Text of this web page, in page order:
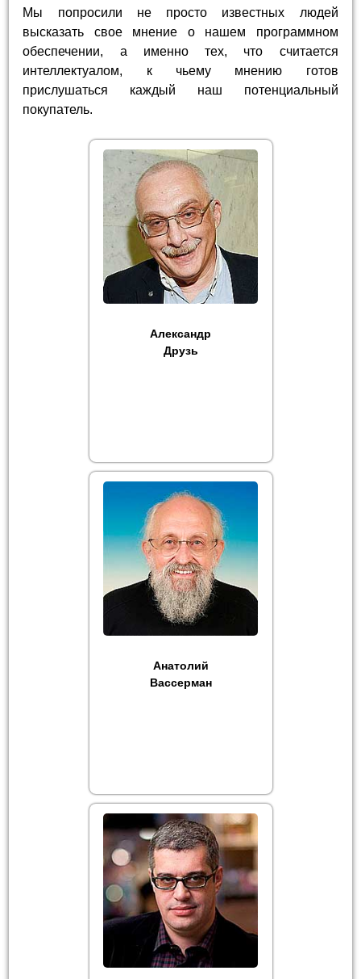
Мы попросили не просто известных людей
высказать свое мнение о нашем программном
обеспечении, а именно тех, что считается
интеллектуалом, к чьему мнению готов
прислушаться каждый наш потенциальный
покупатель.
Александр
Друзь
Анатолий
Вассерман